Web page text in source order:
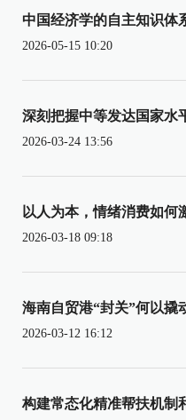
中国经济学的自主知识体
2026-05-15 10:20
深刻把握中等发达国家水
2026-03-24 13:56
以人为本，情绪消费如何
2026-03-18 09:18
海南自贸港“封关”何以撬
2026-03-12 16:12
构建常态化精准帮扶机制